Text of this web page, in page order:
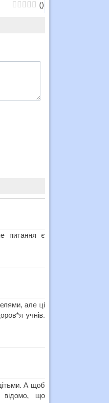
()
питання є
але ці
учнів.
А щоб
відомо, що